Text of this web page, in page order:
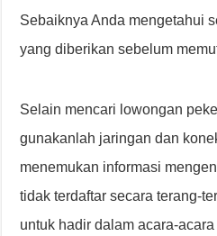
Sebaiknya Anda mengetahui
yang diberikan sebelum
Selain mencari lowongan
gunakanlah jaringan dan
menemukan informasi
tidak terdaftar secara terang-
untuk hadir dalam acara-